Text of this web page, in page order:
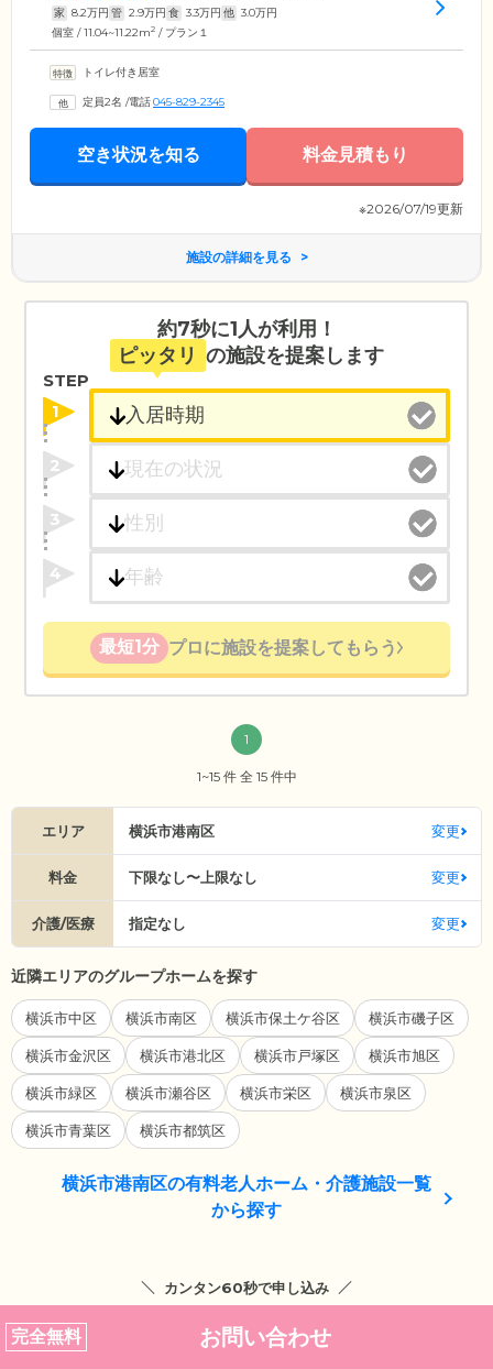
家 8.2万円 管 2.9万円 食 3.3万円 他 3.0万円
個室 / 11.04~11.22m2 / プラン１
トイレ付き居室
定員2名 /電話045-829-2345
空き状況を知る 料金見積もり
※2026/07/19更新
施設の詳細を見る
約7秒に1人が利用！
ピッタリ の施設を提案します
STEP
1
2
3
4
最短1分 プロに施設を提案してもらう
1
1~15 件 全 15 件中
エリア 横浜市港南区 変更
料金 下限なし〜上限なし 変更
介護/医療 指定なし 変更
近隣エリアのグループホームを探す
横浜市中区 横浜市南区 横浜市保土ケ谷区 横浜市磯子区
横浜市金沢区 横浜市港北区 横浜市戸塚区 横浜市旭区
横浜市緑区 横浜市瀬谷区 横浜市栄区 横浜市泉区
横浜市青葉区 横浜市都筑区
横浜市港南区の有料老人ホーム・介護施設一覧
から探す
カンタン60秒で申し込み
完全無料 お問い合わせ